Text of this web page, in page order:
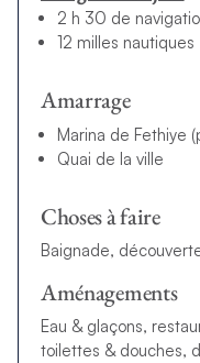
2 h 30 de
12 milles nautiques
Amarrage
Marina de Fethiye
Quai de la ville
Choses à faire
Baignade,
Aménagements
Eau & glaçons,
toilettes & douches,